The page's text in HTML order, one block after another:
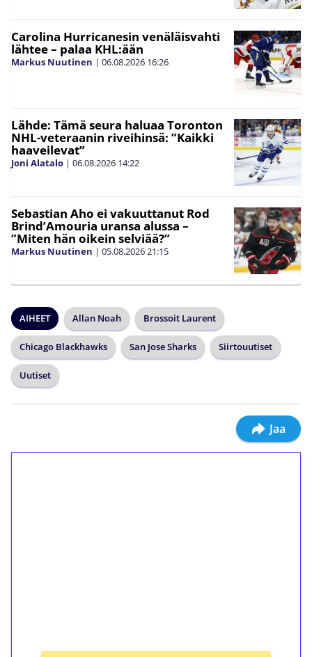
Carolina Hurricanesin venäläisvahti
lähtee – palaa KHL:ään
Markus Nuutinen | 06.08.2026 16:26
Lähde: Tämä seura haluaa Toronton
NHL-veteraanin riveihinsä: ”Kaikki
haaveilevat”
Joni Alatalo | 06.08.2026 14:22
Sebastian Aho ei vakuuttanut Rod
Brind’Amouria uransa alussa –
”Miten hän oikein selviää?”
Markus Nuutinen | 05.08.202621:15
AIHEET Allan Noah Brossoit Laurent
Chicago Blackhawks San Jose Sharks Siirtouutiset
Uutiset
Jaa